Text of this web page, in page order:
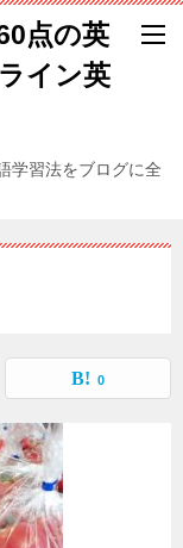
点の英
イン英
学習法をブログに全
0